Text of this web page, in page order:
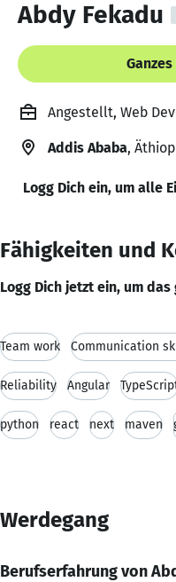
Abdy Fekadu
Angestellt, Web
Addis Ababa,
Logg Dich ein, um alle
Fähigkeiten und
Logg Dich jetzt ein, um
Team work Communication
Reliability Angular
python react next maven
Werdegang
Berufserfahrung von